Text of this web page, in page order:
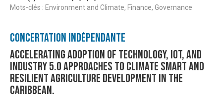
Mots-clés : Environment and Climate, Finance, Governance
Concertation Indépendante
Accelerating Adoption of Technology, IOT, and
Industry 5.0 approaches to climate smart and
resilient agriculture development in the
Caribbean.